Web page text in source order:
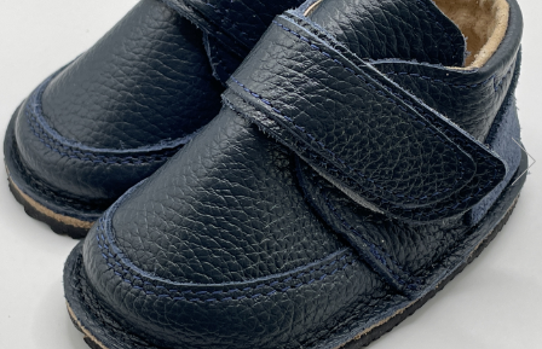
Formular de retur